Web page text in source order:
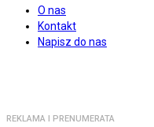
O nas
Kontakt
Napisz do nas
REKLAMA I PRENUMERATA